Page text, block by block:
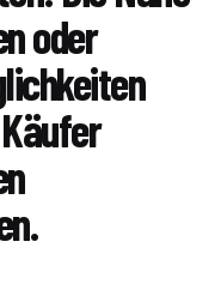
oder